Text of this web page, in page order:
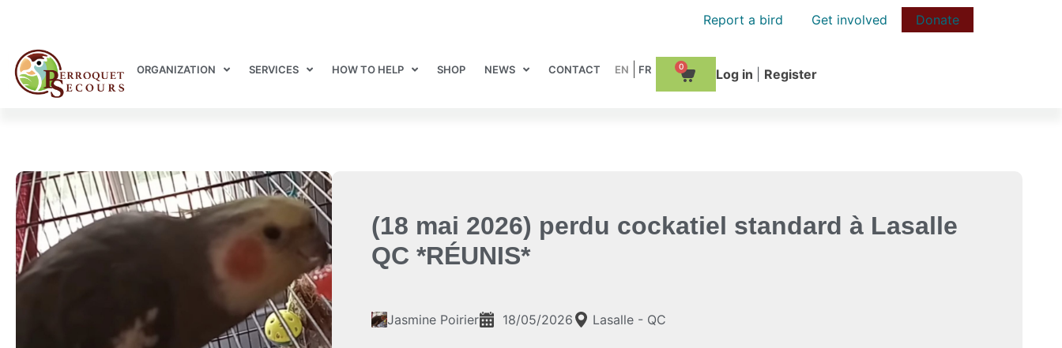
Report a bird Get involved Donate
ORGANIZATION SERVICES HOW TO HELP SHOP NEWS CONTACT 0 Log in Register
(18 mai 2026) perdu cockatiel standard à Lasalle
QC *RÉUNIS*
Jasmine Poirier 18/05/2026 Lasalle - QC